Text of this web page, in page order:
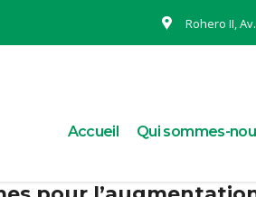
Rohero II,
Accueil Qui sommes-